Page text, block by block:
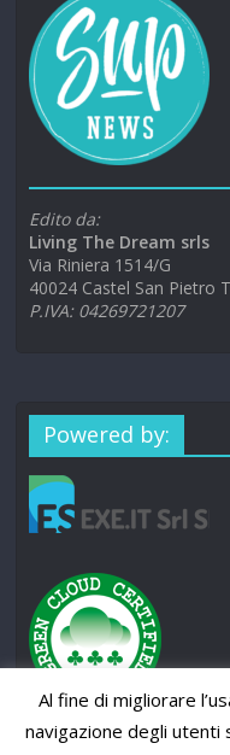
Edito da:
Living The Dream srls
Via Riniera 1514/G
40024 Castel San Pietro
P.IVA: 04269721207
Powered by:
Al fine di migliorare
navigazione degli